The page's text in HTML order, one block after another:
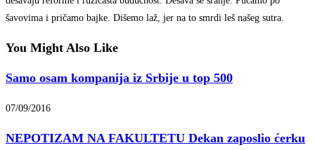
šavovima i pričamo bajke. Dišemo laž, jer na to smrdi leš našeg sutra.
You Might Also Like
Samo osam kompanija iz Srbije u top 500
07/09/2016
NEPOTIZAM NA FAKULTETU Dekan zaposlio ćerku